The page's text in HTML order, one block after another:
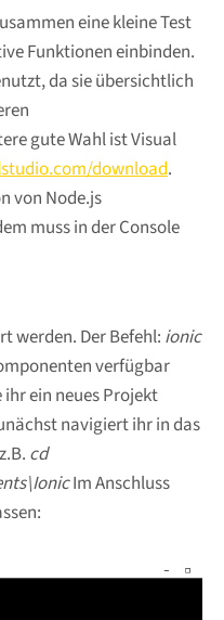
eine kleine Test
Funktionen einbinden.
da sie übersichtlich
gute Wahl ist Visual
download.
von Node.js
muss in der Console
werden. Der Befehl: ionic
verfügbar
ein neues Projekt
navigiert ihr in das
cd
Im Anschluss